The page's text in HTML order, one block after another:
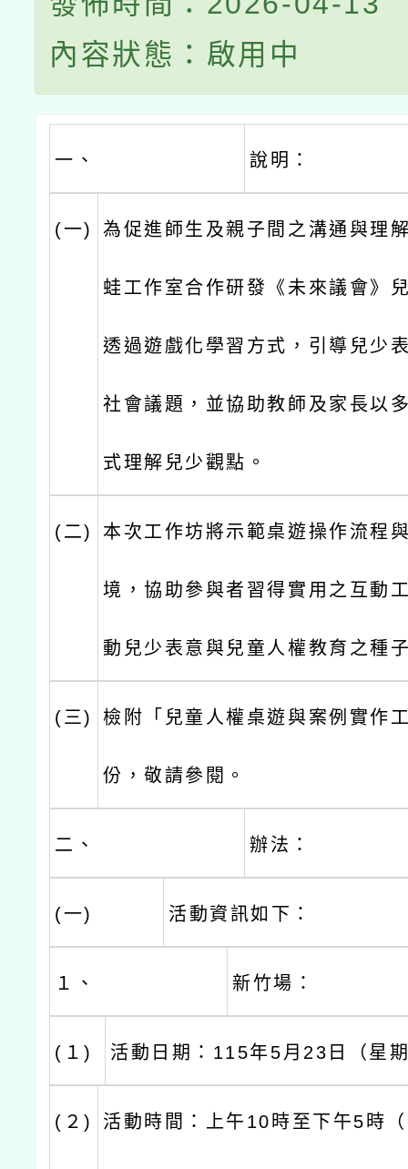
內容狀態：啟用中
一、 說明：
(一) 為促進師生及親子間之溝通與理
蛙工作室合作研發《未來議會》
透過遊戲化學習方式，引導兒少
社會議題，並協助教師及家長以
式理解兒少觀點。
(二) 本次工作坊將示範桌遊操作流程
境，協助參與者習得實用之互動
動兒少表意與兒童人權教育之種
(三) 檢附「兒童人權桌遊與案例實作
份，敬請參閱。
二、 辦法：
(一) 活動資訊如下：
１、 新竹場：
(１) 活動日期：115年5月23日（星
(２) 活動時間：上午10時至下午5時